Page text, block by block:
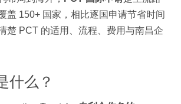
150+ 国家，相比逐国申请节省时间
楚 PCT 的适用、流程、费用与南昌企
什么？